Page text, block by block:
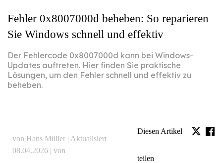
Fehler 0x8007000d beheben: So reparieren
Sie Windows schnell und effektiv
Der Fehlercode 0x8007000d kann bei Windows-
Updates auftreten. Hier finden Sie praktische
Lösungen, um den Fehler schnell und effektiv zu
beheben.
von Hans Müller | Aktualisiert
08.04.2026 | von
Diesen Artikel
teilen